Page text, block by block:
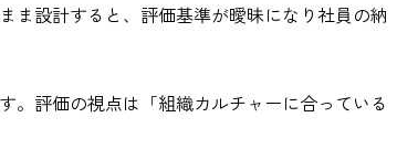
ま設計すると、評価基準が曖昧になり社員の納
。評価の視点は「組織カルチャーに合っている